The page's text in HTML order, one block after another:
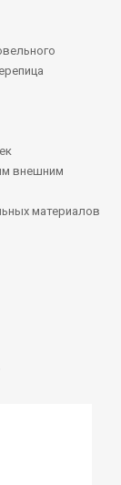
внешним
материалов